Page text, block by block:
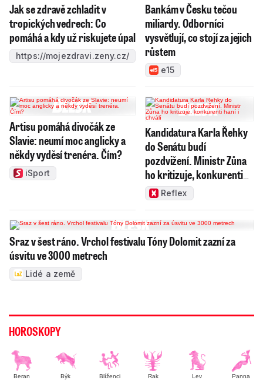
Jak se zdravě zchladit v
tropických vedrech: Co
pomáhá a kdy už riskujete úpal
https://mojezdravi.zeny.cz/
Bankám v Česku tečou
miliardy. Odborníci
vysvětlují, co stojí za jejich
růstem
e15
Artisu pomáhá divočák ze
Slavie: neumí moc anglicky a
někdy vyděsí trenéra. Čím?
iSport
Kandidatura Karla Řehky
do Senátu budí
pozdvižení. Ministr Zůna
ho kritizuje, konkurenti
haní i chválí
Reflex
Sraz v šest ráno. Vrchol festivalu Tóny Dolomit zazní za
úsvitu ve 3000 metrech
Lidé a země
HOROSKOPY
Beran Býk Blíženci Rak Lev Panna